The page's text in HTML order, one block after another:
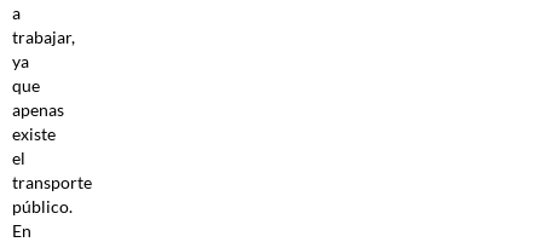
a
trabajar,
ya
que
apenas
existe
el
transporte
público.
En